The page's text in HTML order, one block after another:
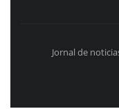
Jornal de